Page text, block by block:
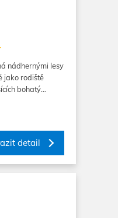
nádhernými lesy
jako rodiště
bohatý…
detail